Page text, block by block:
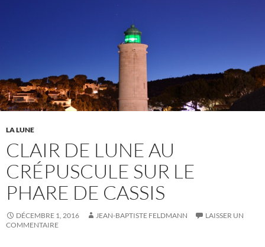
LA LUNE
CLAIR DE LUNE AU
CRÉPUSCULE SUR LE
PHARE DE CASSIS
DÉCEMBRE 1, 2016 JEAN-BAPTISTE FELDMANN
LAISSER UN
COMMENTAIRE